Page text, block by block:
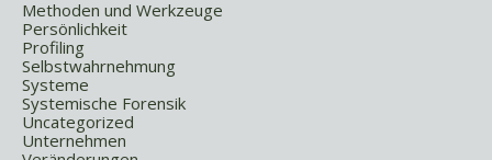
Methoden und Werkzeuge
Persönlichkeit
Profiling
Selbstwahrnehmung
Systeme
Systemische Forensik
Uncategorized
Unternehmen